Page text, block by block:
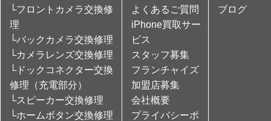
└フロントカメラ交換修
理
└バックカメラ交換修理
└カメラレンズ交換修理
└ドックコネクター交換
修理（充電部分）
└スピーカー交換修理
└ホームボタン交換修理
よくあるご質問
iPhone買取サー
ビス
スタッフ募集
フランチャイズ
加盟店募集
会社概要
プライバシーポ
ブログ